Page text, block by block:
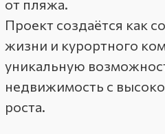
от пляжа.
Проект создаётся как
жизни и курортного
уникальную
недвижимость с
роста.